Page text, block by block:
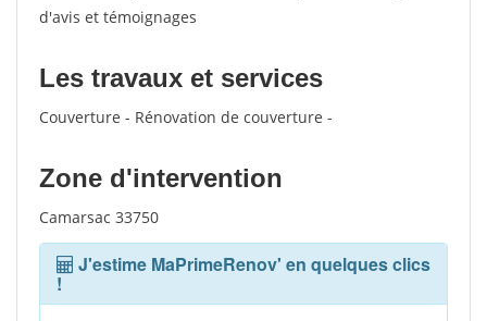
d'avis et témoignages
Les travaux et services
Couverture - Rénovation de couverture -
Zone d'intervention
Camarsac 33750